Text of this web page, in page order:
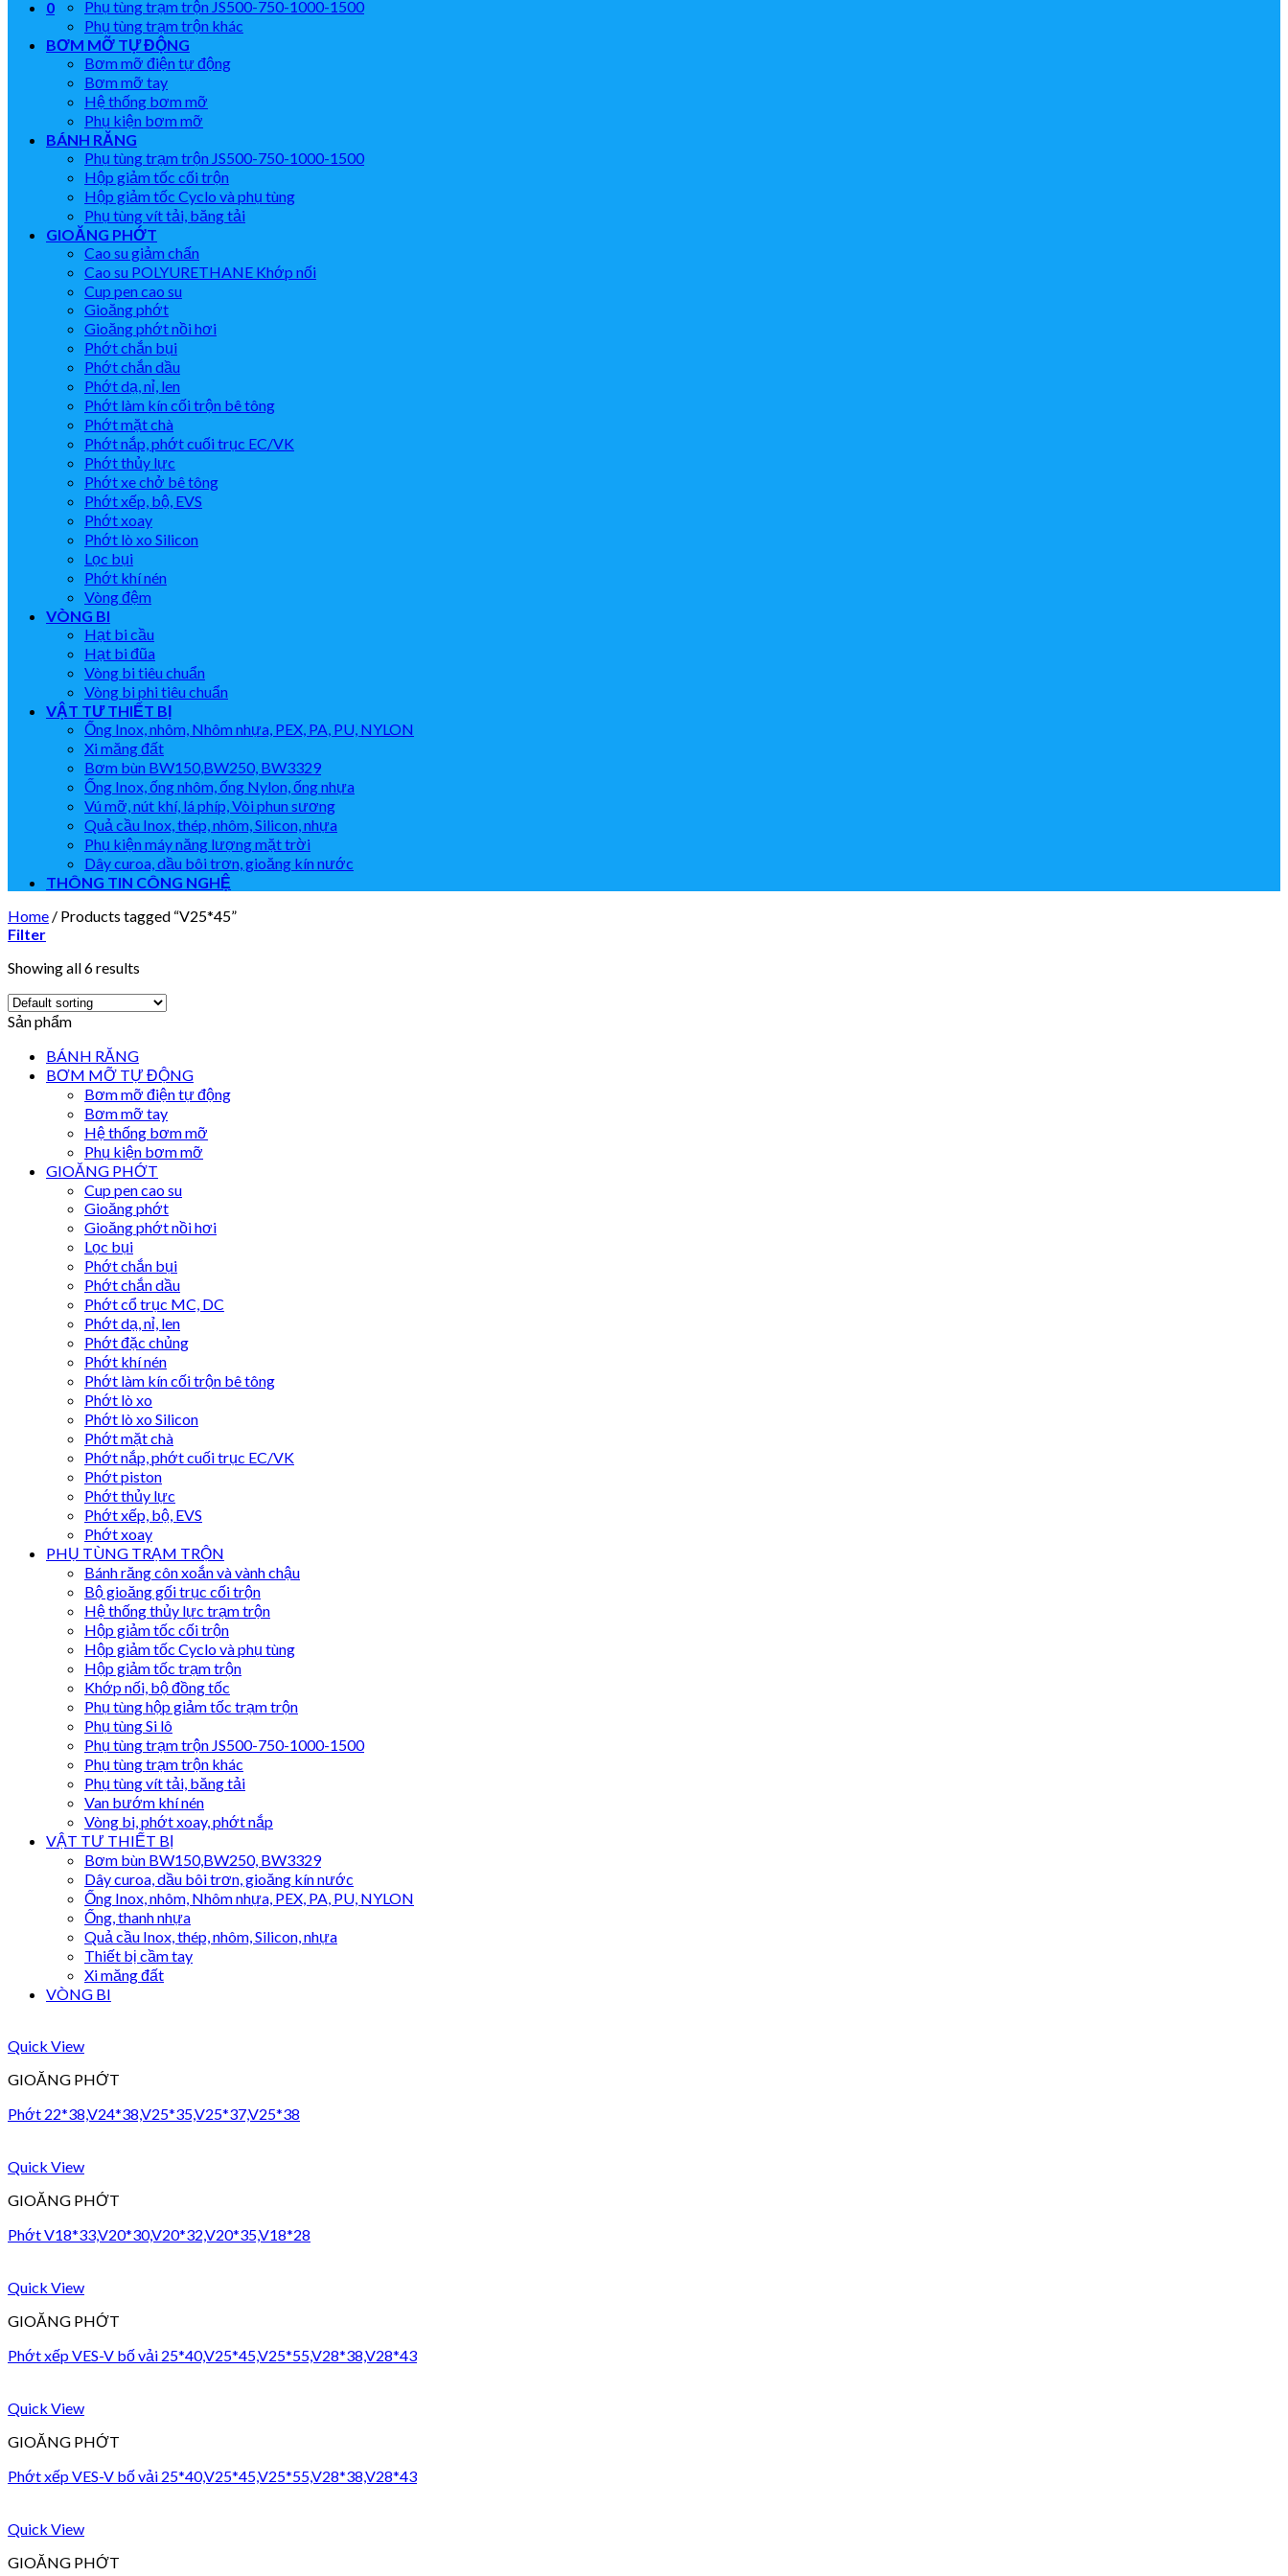
0
Phụ tùng trạm trộn JS500-750-1000-1500
Phụ tùng trạm trộn khác
BƠM MỠ TỰ ĐỘNG
Bơm mỡ điện tự động
Bơm mỡ tay
Hệ thống bơm mỡ
Phụ kiện bơm mỡ
BÁNH RĂNG
Phụ tùng trạm trộn JS500-750-1000-1500
Hộp giảm tốc cối trộn
Hộp giảm tốc Cyclo và phụ tùng
Phụ tùng vít tải, băng tải
GIOĂNG PHỚT
Cao su giảm chấn
Cao su POLYURETHANE Khớp nối
Cup pen cao su
Gioăng phớt
Gioăng phớt nồi hơi
Phớt chắn bụi
Phớt chắn dầu
Phớt dạ, nỉ, len
Phớt làm kín cối trộn bê tông
Phớt mặt chà
Phớt nắp, phớt cuối trục EC/VK
Phớt thủy lực
Phớt xe chở bê tông
Phớt xếp, bộ, EVS
Phớt xoay
Phớt lò xo Silicon
Lọc bụi
Phớt khí nén
Vòng đệm
VÒNG BI
Hạt bi cầu
Hạt bi đũa
Vòng bi tiêu chuẩn
Vòng bi phi tiêu chuẩn
VẬT TƯ THIẾT BỊ
Ống Inox, nhôm, Nhôm nhựa, PEX, PA, PU, NYLON
Xi măng đất
Bơm bùn BW150,BW250, BW3329
Ống Inox, ống nhôm, ống Nylon, ống nhựa
Vú mỡ, nút khí, lá phíp, Vòi phun sương
Quả cầu Inox, thép, nhôm, Silicon, nhựa
Phụ kiện máy năng lượng mặt trời
Dây curoa, dầu bôi trơn, gioăng kín nước
THÔNG TIN CÔNG NGHỆ
Home / Products tagged “V25*45”
Filter
Showing all 6 results
Sản phẩm
BÁNH RĂNG
BƠM MỠ TỰ ĐỘNG
Bơm mỡ điện tự động
Bơm mỡ tay
Hệ thống bơm mỡ
Phụ kiện bơm mỡ
GIOĂNG PHỚT
Cup pen cao su
Gioăng phớt
Gioăng phớt nồi hơi
Lọc bụi
Phớt chắn bụi
Phớt chắn dầu
Phớt cổ trục MC, DC
Phớt dạ, nỉ, len
Phớt đặc chủng
Phớt khí nén
Phớt làm kín cối trộn bê tông
Phớt lò xo
Phớt lò xo Silicon
Phớt mặt chà
Phớt nắp, phớt cuối trục EC/VK
Phớt piston
Phớt thủy lực
Phớt xếp, bộ, EVS
Phớt xoay
PHỤ TÙNG TRẠM TRỘN
Bánh răng côn xoắn và vành chậu
Bộ gioăng gối trục cối trộn
Hệ thống thủy lực trạm trộn
Hộp giảm tốc cối trộn
Hộp giảm tốc Cyclo và phụ tùng
Hộp giảm tốc trạm trộn
Khớp nối, bộ đồng tốc
Phụ tùng hộp giảm tốc trạm trộn
Phụ tùng Si lô
Phụ tùng trạm trộn JS500-750-1000-1500
Phụ tùng trạm trộn khác
Phụ tùng vít tải, băng tải
Van bướm khí nén
Vòng bi, phớt xoay, phớt nắp
VẬT TƯ THIẾT BỊ
Bơm bùn BW150,BW250, BW3329
Dây curoa, dầu bôi trơn, gioăng kín nước
Ống Inox, nhôm, Nhôm nhựa, PEX, PA, PU, NYLON
Ống, thanh nhựa
Quả cầu Inox, thép, nhôm, Silicon, nhựa
Thiết bị cầm tay
Xi măng đất
VÒNG BI
Quick View
GIOĂNG PHỚT
Phớt 22*38,V24*38,V25*35,V25*37,V25*38
Quick View
GIOĂNG PHỚT
Phớt V18*33,V20*30,V20*32,V20*35,V18*28
Quick View
GIOĂNG PHỚT
Phớt xếp VES-V bố vải 25*40,V25*45,V25*55,V28*38,V28*43
Quick View
GIOĂNG PHỚT
Phớt xếp VES-V bố vải 25*40,V25*45,V25*55,V28*38,V28*43
Quick View
GIOĂNG PHỚT